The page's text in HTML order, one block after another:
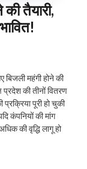
तैयारी,
महंगी होने की
की तीनों वितरण
प्रक्रिया पूरी हो चुकी
कंपनियों की मांग
की वृद्धि लागू हो